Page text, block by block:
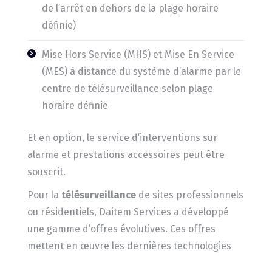
de l’arrêt en dehors de la plage horaire
définie)
Mise Hors Service (MHS) et Mise En Service
(MES) à distance du système d’alarme par le
centre de télésurveillance selon plage
horaire définie
Et en option, le service d’interventions sur
alarme et prestations accessoires peut être
souscrit.
Pour la télésurveillancede sites professionnels
ou résidentiels, Daitem Services a développé
une gamme d’offres évolutives. Ces offres
mettent en œuvre les dernières technologies